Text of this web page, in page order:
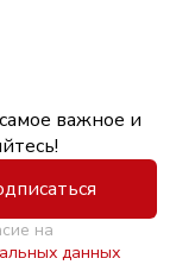
важное и
на
данных